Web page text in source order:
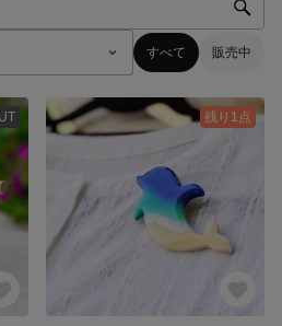
すべて 販売中
残り1点